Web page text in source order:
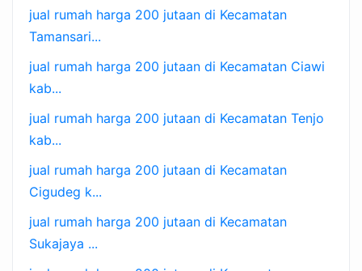
jual rumah harga 200 jutaan di Kecamatan
Tamansari...
jual rumah harga 200 jutaan di Kecamatan Ciawi
kab...
jual rumah harga 200 jutaan di Kecamatan Tenjo
kab...
jual rumah harga 200 jutaan di Kecamatan
Cigudeg k...
jual rumah harga 200 jutaan di Kecamatan
Sukajaya ...